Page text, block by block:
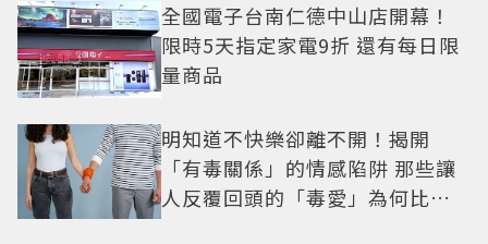
全國電子台南仁德中山店開幕！
限時5天指定家電9折 還有每日限
量商品
明知道不快樂卻離不開！揭開
「有毒關係」的情感陷阱 那些讓
人反覆回頭的「毒愛」為何比菸